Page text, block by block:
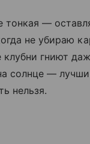
тонкая —
не убираю
гниют
солнце —
нельзя.